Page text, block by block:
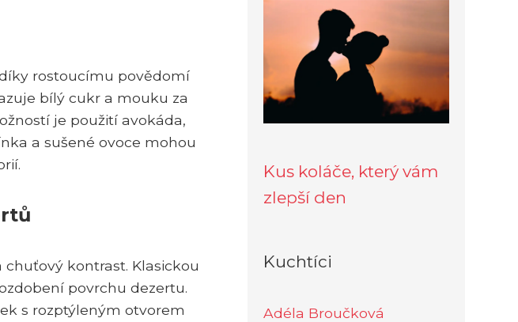
rostoucímu povědomí
bílý cukr a mouku za
je použití avokáda,
a sušené ovoce mohou
kontrast. Klasickou
povrchu dezertu.
s rozptýleným otvorem
Kus koláče, který vám
zlepší den
Kuchtíci
Adéla Broučková